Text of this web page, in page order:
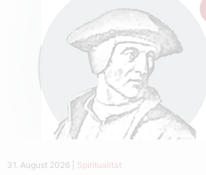
31. August 2026 Spiritualität